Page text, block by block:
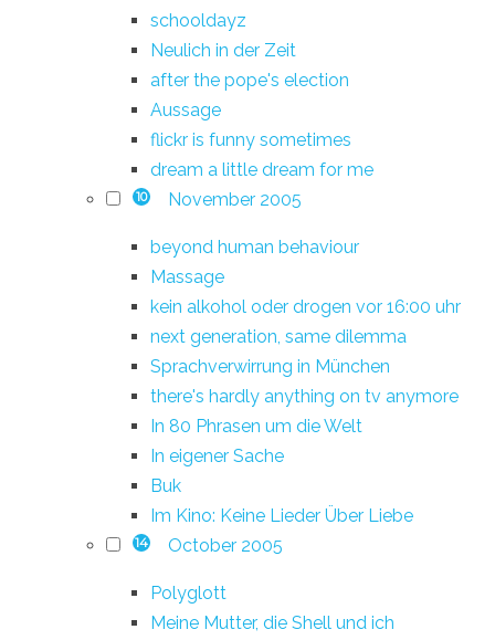
schooldayz
Neulich in der Zeit
after the pope's election
Aussage
flickr is funny sometimes
dream a little dream for me
10 November 2005
beyond human behaviour
Massage
kein alkohol oder drogen vor 16:00 uhr
next generation, same dilemma
Sprachverwirrung in München
there's hardly anything on tv anymore
In 80 Phrasen um die Welt
In eigener Sache
Buk
Im Kino: Keine Lieder Über Liebe
14 October 2005
Polyglott
Meine Mutter, die Shell und ich